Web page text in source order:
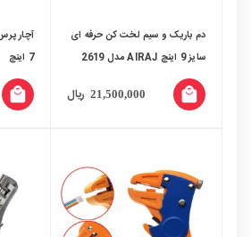
دم باریک و سیم لخت کن حرفه ای
سایز 9 اینچ AIRAJ مدل 2619
21,500,000 ریال local_mall
آچار
7 اینچ
local_mall